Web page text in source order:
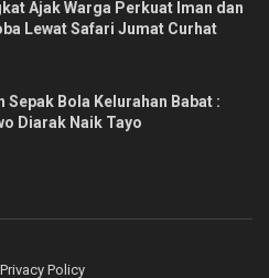
Ajak Warga Perkuat Iman dan
Lewat Safari Jumat Curhat
Sepak Bola Kelurahan Babat :
Diarak Naik Tayo
Privacy Policy